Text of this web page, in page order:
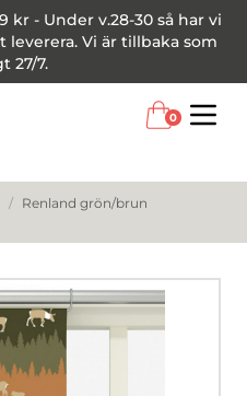
kr - Under v.28-30 så har vi
Vi är tillbaka som
27/7.
0
/ Renland grön/brun